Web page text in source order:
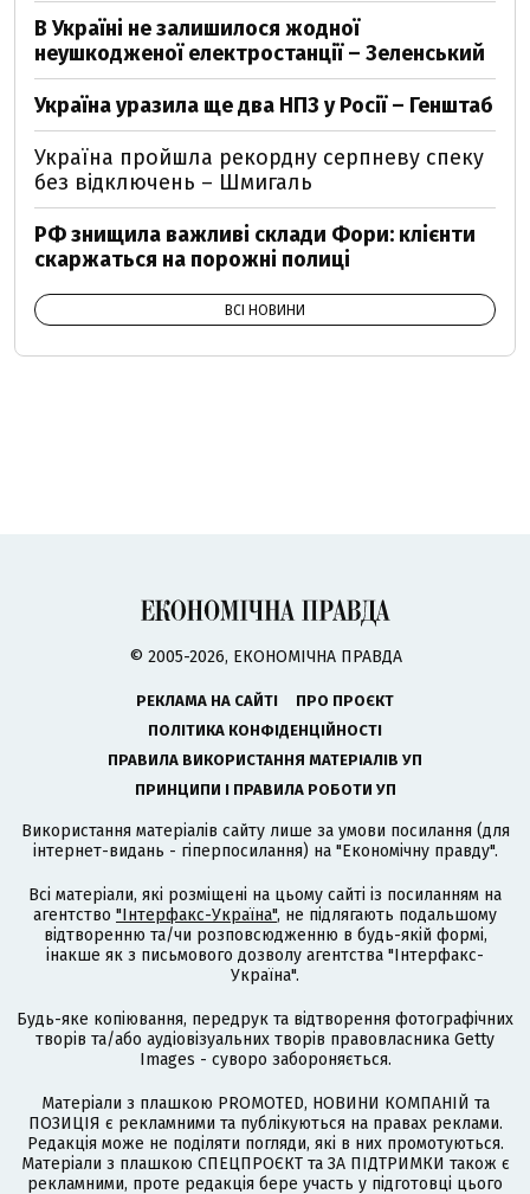
В Україні не залишилося жодної
неушкодженої електростанції – Зеленський
Україна уразила ще два НПЗ у Росії – Генштаб
Україна пройшла рекордну серпневу спеку
без відключень – Шмигаль
РФ знищила важливі склади Фори: клієнти
скаржаться на порожні полиці
ВСІ НОВИНИ
© 2005-2026, ЕКОНОМІЧНА ПРАВДА
РЕКЛАМА НА САЙТІ
ПРО ПРОЄКТ
ПОЛІТИКА КОНФІДЕНЦІЙНОСТІ
ПРАВИЛА ВИКОРИСТАННЯ МАТЕРІАЛІВ УП
ПРИНЦИПИ І ПРАВИЛА РОБОТИ УП
Використання матеріалів сайту лише за умови посилання (для
інтернет-видань - гіперпосилання) на "Економічну правду".
Всі матеріали, які розміщені на цьому сайті із посиланням на
агентство "Інтерфакс-Україна", не підлягають подальшому
відтворенню та/чи розповсюдженню в будь-якій формі,
інакше як з письмового дозволу агентства "Інтерфакс-
Україна".
Будь-яке копіювання, передрук та відтворення фотографічних
творів та/або аудіовізуальних творів правовласника Getty
Images - суворо забороняється.
Матеріали з плашкою PROMOTED, НОВИНИ КОМПАНІЙ та
ПОЗИЦІЯ є рекламними та публікуються на правах реклами.
Редакція може не поділяти погляди, які в них промотуються.
Матеріали з плашкою СПЕЦПРОЄКТ та ЗА ПІДТРИМКИ також є
рекламними, проте редакція бере участь у підготовці цього